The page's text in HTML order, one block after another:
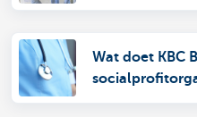
Wat doet KBC